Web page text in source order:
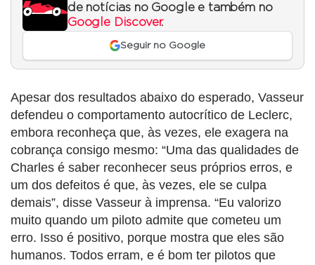
de notícias no Google e também no
Google Discover.
Seguir no Google
Apesar dos resultados abaixo do esperado, Vasseur
defendeu o comportamento autocrítico de Leclerc,
embora reconheça que, às vezes, ele exagera na
cobrança consigo mesmo: “Uma das qualidades de
Charles é saber reconhecer seus próprios erros, e
um dos defeitos é que, às vezes, ele se culpa
demais”, disse Vasseur à imprensa. “Eu valorizo
muito quando um piloto admite que cometeu um
erro. Isso é positivo, porque mostra que eles são
humanos. Todos erram, e é bom ter pilotos que